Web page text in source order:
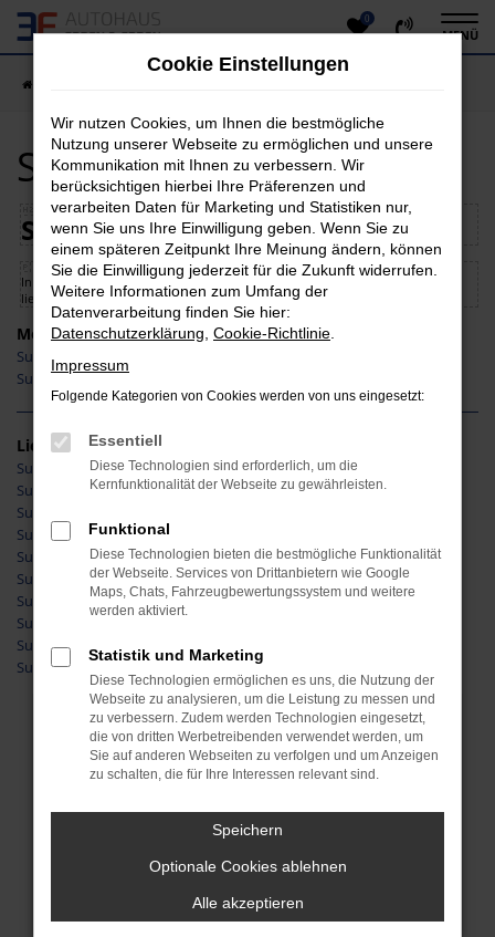
Zum
Hauptinhalt
0
MENÜ
Suzuki Neuwagen
Suzuki Neuwagen günstig kaufen
In der folgenden Liste finden Sie eine Auswahl unserer sofort und kurzfristig
lieferbaren Suzuki Neuwagen.
Modelle
Suzuki Swift Neuwagen
Suzuki Vitara Neuwagen
Lieferservice
Suzuki Neuwagen Frankfurt am Main
Suzuki Neuwagen Siegen
Suzuki Neuwagen Friedberg
Suzuki Neuwagen Wetzlar
Suzuki Neuwagen Gießen
Suzuki Neuwagen Herborn
Suzuki Neuwagen Dillenburg
Suzuki Neuwagen Weilburg
Suzuki Neuwagen Limburg
Suzuki Neuwagen Butzbach
Fehler: Network Error
Beim Laden ist ein Fehler aufgetreten.
Überprüfe deine Firewall und deine
Laden andere Webseiten, zum Beispiel deine
Cookie Einstellungen
Wir nutzen Cookies, um Ihnen die bestmögliche
Nutzung unserer Webseite zu ermöglichen und unsere
Kommunikation mit Ihnen zu verbessern. Wir
berücksichtigen hierbei Ihre Präferenzen und
verarbeiten Daten für Marketing und Statistiken nur,
wenn Sie uns Ihre Einwilligung geben. Wenn Sie zu
einem späteren Zeitpunkt Ihre Meinung ändern, können
Sie die Einwilligung jederzeit für die Zukunft widerrufen.
Weitere Informationen zum Umfang der
Datenverarbeitung finden Sie hier:
Datenschutzerklärung Cookie-Richtlinie
Impressum
Folgende Kategorien von Cookies werden von uns eingesetzt:
Essentiell
Diese Technologien sind erforderlich, um die
Kernfunktionalität der Webseite zu gewährleisten.
Funktional
Diese Technologien bieten die bestmögliche Funktionalität
der Webseite. Services von Drittanbietern wie Google
Maps, Chats, Fahrzeugbewertungssystem und weitere
werden aktiviert.
Statistik und Marketing
Diese Technologien ermöglichen es uns, die Nutzung der
Webseite zu analysieren, um die Leistung zu messen und
zu verbessern. Zudem werden Technologien eingesetzt,
die von dritten Werbetreibenden verwendet werden, um
Sie auf anderen Webseiten zu verfolgen und um Anzeigen
zu schalten, die für Ihre Interessen relevant sind.
Speichern
Optionale Cookies ablehnen
Alle akzeptieren